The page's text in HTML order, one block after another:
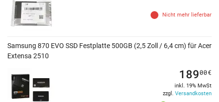
Nicht mehr lieferbar
Samsung 870 EVO SSD Festplatte 500GB (2,5 Zoll / 6,4 cm) für Acer
Extensa 2510
18900€
inkl. 19% MwSt
zzgl. Versandkosten